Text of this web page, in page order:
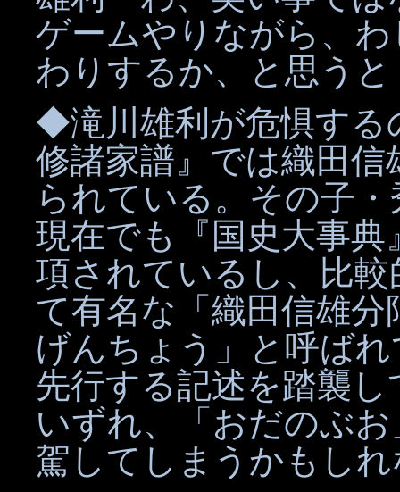
ゲームやりながら、
わりするか、と思う
◆滝川雄利が危惧する
修諸家譜』では織田
られている。その子
現在でも『国史大事
項されているし、比
て有名な「織田信雄
げんちょう」と呼ば
先行する記述を踏襲
いずれ、「おだのぶ
駕してしまうかもし